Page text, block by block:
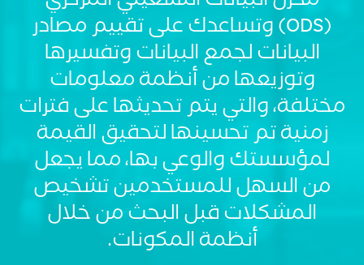
(ODS) وتساعدك على تقييم مصادر
البيانات لجمع البيانات وتفسيرها
وتوزيعها من أنظمة معلومات
مختلفة، والتي يتم تحديثها على فترات
زمنية تم تحسينها لتحقيق القيمة
لمؤسستك والوعي بها، مما يجعل
من السهل للمستخدمين تشخيص
المشكلات قبل البحث من خلال
أنظمة المكونات.
CSS
Tags
solutions-
description
Single
Layout
Standard
Image